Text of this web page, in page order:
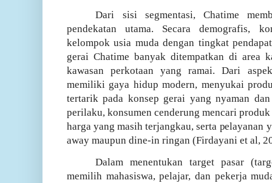
Dari sisi segmentasi, Chatime
pendekatan utama. Secara demografis,
kelompok usia muda dengan tingkat
gerai Chatime banyak ditempatkan di area
kawasan perkotaan yang ramai. Dari
memiliki gaya hidup modern, menyukai
tertarik pada konsep gerai yang nyaman
perilaku, konsumen cenderung mencari
harga yang masih terjangkau, serta pelayanan
away maupun dine-in ringan (Firdayani et al,
Dalam menentukan target pasar
memilih mahasiswa, pelajar, dan pekerja